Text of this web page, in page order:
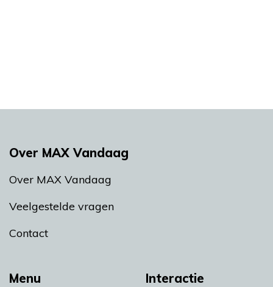
Menu Interactie
Over MAX Vandaag
Over MAX Vandaag
Veelgestelde vragen
Contact